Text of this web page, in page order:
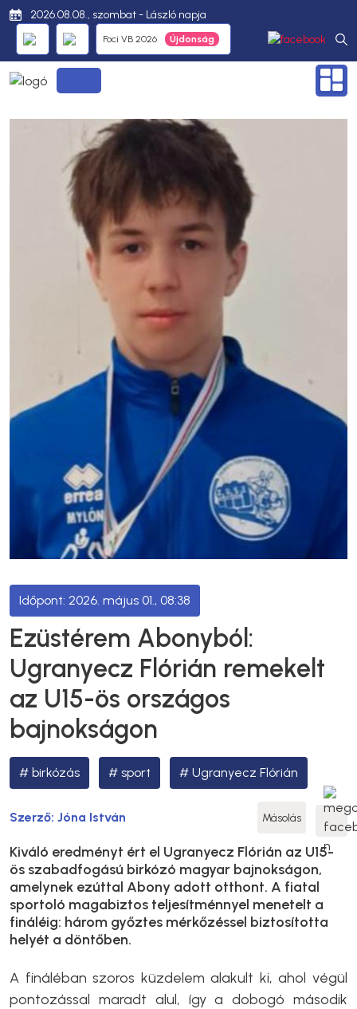
2026.08.08., szombat - László napja
Foci VB 2026
2026. május 01., 08:38
Ezüstérem Abonyból:
Ugranyecz Flórián remekelt
az U15-ös országos
bajnokságon
birkózás sport Ugranyecz Flórián
Szerző: Jóna István Másolás
Kiváló eredményt ért el Ugranyecz Flórián az U15-
ös szabadfogású birkózó magyar bajnokságon,
amelynek ezúttal Abony adott otthont. A fiatal
sportoló magabiztos teljesítménnyel menetelt a
fináléig: három győztes mérkőzéssel biztosította
helyét a döntőben.
A fináléban szoros küzdelem alakult ki, ahol végül
pontozással maradt alul, így a dobogó második